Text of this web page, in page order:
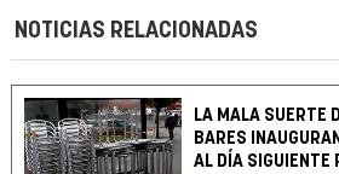
NOTICIAS RELACIONADAS
LA MALA SUERTE
BARES
AL DÍA SIGUIENTE